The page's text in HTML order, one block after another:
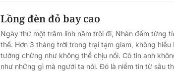
Lồng đèn đỏ bay cao
Ngày thứ một trăm linh năm trôi đi, Nhàn đếm từng
thế. Hơn 3 tháng trời trong trại tạm giam, không hiểu
tưởng chừng như không thể chịu nổi. Cô tin anh
như những gì mà người ta nói. Đó là niềm tin từ sâu